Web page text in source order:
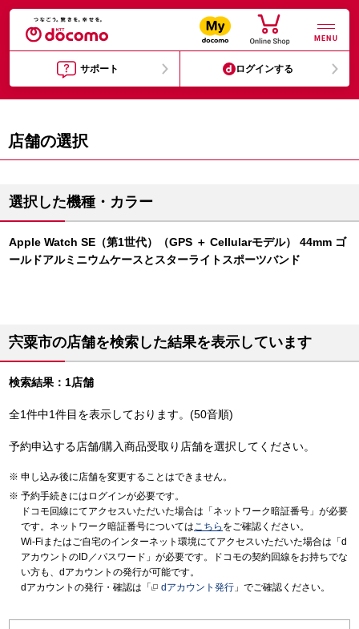
MENU
サポート ログインする
店舗の選択
選択した機種・カラー
Apple Watch SE（第1世代）（GPS ＋ Cellularモデル） 44mm ゴ
ールドアルミニウムケースとスターライトスポーツバンド
宍粟市の店舗を検索した結果を表示しています
検索結果：1店舗
全1件中1件目を表示しております。(50音順)
予約申込する店舗/購入商品受取り店舗を選択してください。
申し込み後に店舗を変更することはできません。
予約手続きにはログインが必要です。
ドコモ回線にてアクセスいただいた場合は「ネットワーク暗証番号」が必要
です。ネットワーク暗証番号についてはこちら をご確認ください。
Wi-Fiまたはご自宅のインターネット環境にてアクセスいただいた場合は「d
アカウントのID／パスワード」が必要です。ドコモの契約回線をお持ちでな
い方も、dアカウントの発行が可能です。
dアカウントの発行・確認は「
dアカウント発行 」でご確認ください。